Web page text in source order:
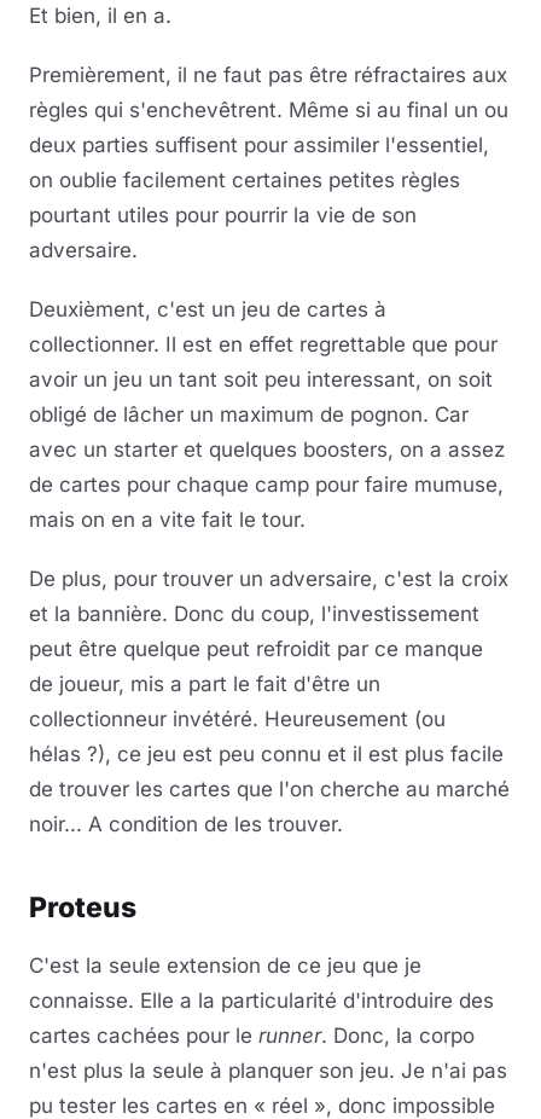
Et bien, il en a.
Premièrement, il ne faut pas être réfractaires aux
règles qui s'enchevêtrent. Même si au final un ou
deux parties suffisent pour assimiler l'essentiel,
on oublie facilement certaines petites règles
pourtant utiles pour pourrir la vie de son
adversaire.
Deuxièment, c'est un jeu de cartes à
collectionner. Il est en effet regrettable que pour
avoir un jeu un tant soit peu interessant, on soit
obligé de lâcher un maximum de pognon. Car
avec un starter et quelques boosters, on a assez
de cartes pour chaque camp pour faire mumuse,
mais on en a vite fait le tour.
De plus, pour trouver un adversaire, c'est la croix
et la bannière. Donc du coup, l'investissement
peut être quelque peut refroidit par ce manque
de joueur, mis a part le fait d'être un
collectionneur invétéré. Heureusement (ou
hélas ?), ce jeu est peu connu et il est plus facile
de trouver les cartes que l'on cherche au marché
noir... A condition de les trouver.
Proteus
C'est la seule extension de ce jeu que je
connaisse. Elle a la particularité d'introduire des
cartes cachées pour le runner. Donc, la corpo
n'est plus la seule à planquer son jeu. Je n'ai pas
pu tester les cartes en « réel », donc impossible